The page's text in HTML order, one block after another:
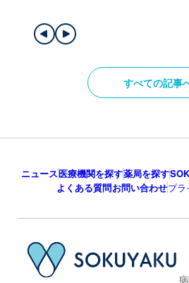
すべての記事
ニュース医療機関を探す薬局を探す
よくある質問お問い合わせプ